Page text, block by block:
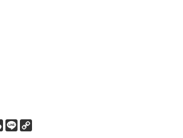
WeChat
Line